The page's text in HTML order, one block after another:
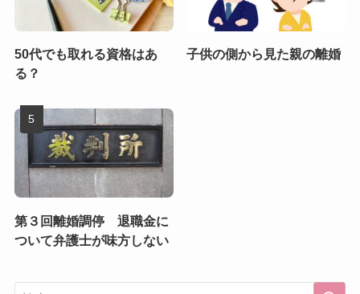
50代でも取れる資格はあ
る？
子供の側から見た親の離婚
第３回離婚調停 退職金に
ついて弁護士が味方しない